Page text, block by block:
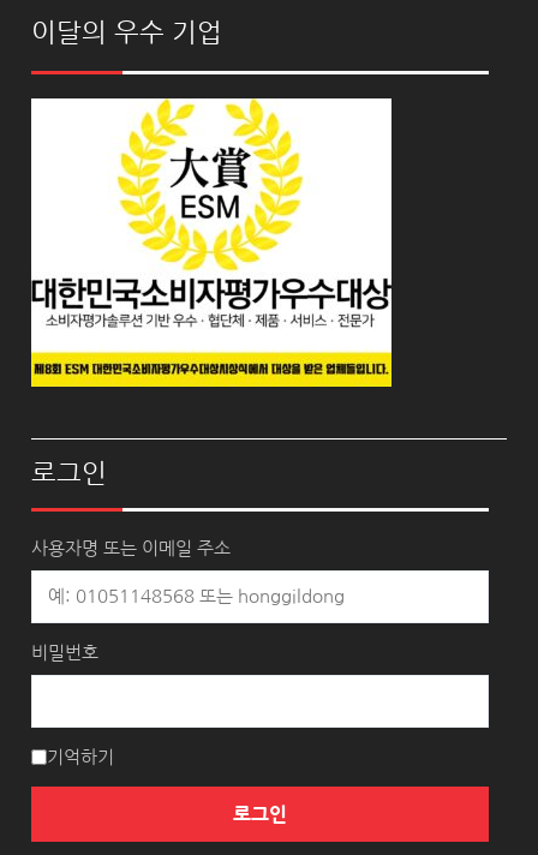
이달의 우수 기업
로그인
사용자명 또는 이메일 주소
비밀번호
기억하기
로그인